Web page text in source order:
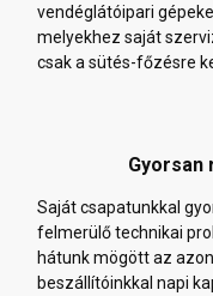
vendéglátóipari
melyekhez saját
csak a sütés-főzésre
Saját csapatunkkal
felmerülő technikai
hátunk mögött az
beszállítóinkkal napi